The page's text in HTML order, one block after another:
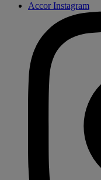
Accor Instagram